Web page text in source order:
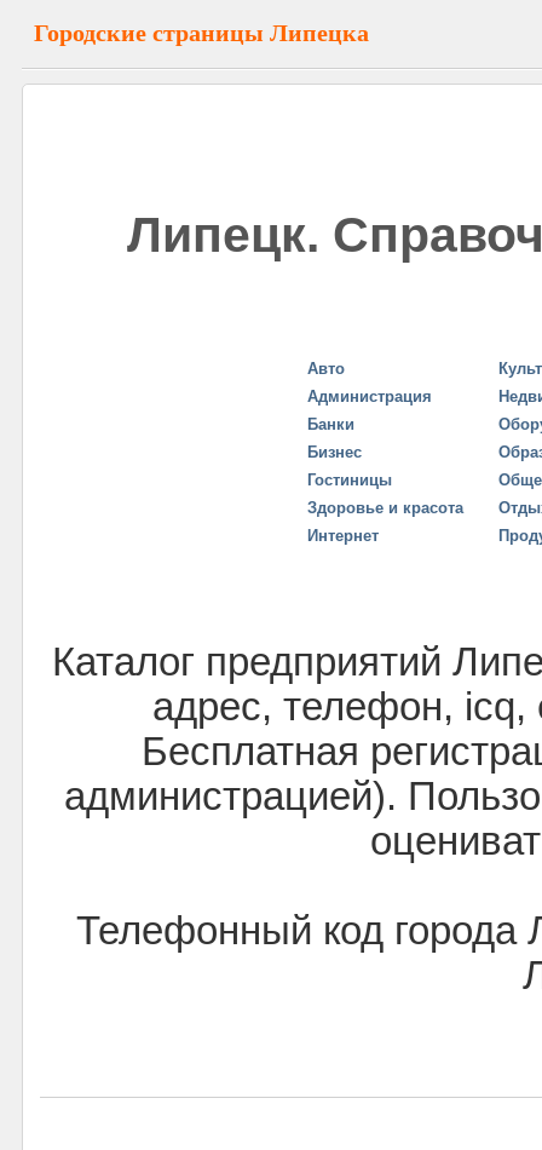
Городские страницы Липецка
Липецк.
Авто
Администрация
Банки
Бизнес
Гостиницы
Здоровье и красота
Интернет
Каталог предприятий
адрес, телефон,
Бесплатная
администрацией).
Телефонный код города